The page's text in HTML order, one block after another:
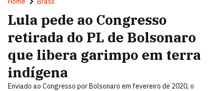
Lula pede ao Congresso
retirada do PL de Bolsonaro
que libera garimpo em terra
indígena
Enviado ao Congresso por Bolsonaro em fevereiro de 2020, o